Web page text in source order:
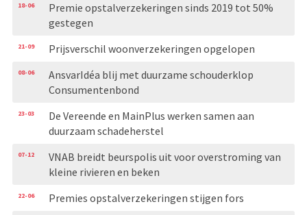
18-06
Premie opstalverzekeringen sinds 2019 tot 50%
gestegen
21-09 Prijsverschil woonverzekeringen opgelopen
08-06
AnsvarIdéa blij met duurzame schouderklop
Consumentenbond
23-03
De Vereende en MainPlus werken samen aan
duurzaam schadeherstel
07-12
VNAB breidt beurspolis uit voor overstroming van
kleine rivieren en beken
22-06 Premies opstalverzekeringen stijgen fors